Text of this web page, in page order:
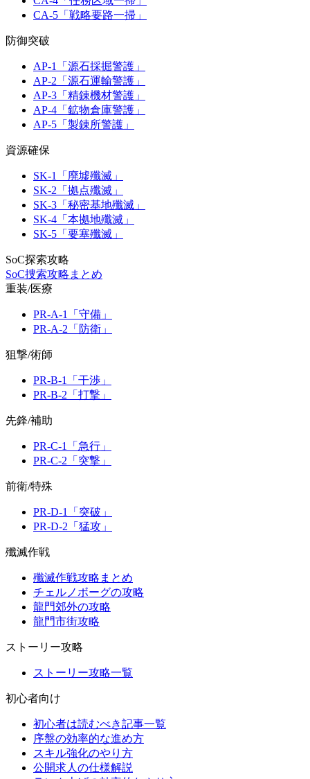
CA-5「戦略要路一掃」
防御突破
AP-1「源石採掘警護」
AP-2「源石運輸警護」
AP-3「精錬機材警護」
AP-4「鉱物倉庫警護」
AP-5「製錬所警護」
資源確保
SK-1「廃墟殲滅」
SK-2「拠点殲滅」
SK-3「秘密基地殲滅」
SK-4「本拠地殲滅」
SK-5「要塞殲滅」
SoC探索攻略
SoC捜索攻略まとめ
重装/医療
PR-A-1「守備」
PR-A-2「防衛」
狙撃/術師
PR-B-1「干渉」
PR-B-2「打撃」
先鋒/補助
PR-C-1「急行」
PR-C-2「突撃」
前衛/特殊
PR-D-1「突破」
PR-D-2「猛攻」
殲滅作戦
殲滅作戦攻略まとめ
チェルノボーグの攻略
龍門郊外の攻略
龍門市街攻略
ストーリー攻略
ストーリー攻略一覧
初心者向け
初心者は読むべき記事一覧
序盤の効率的な進め方
スキル強化のやり方
公開求人の仕様解説